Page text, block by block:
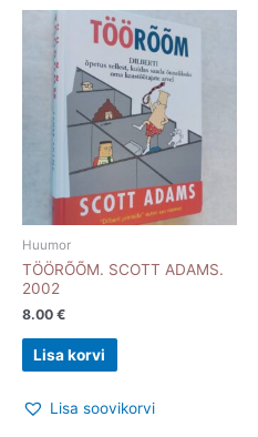
Huumor
TÖÖRÕÕM. SCOTT ADAMS.
2002
8.00 €
Lisa korvi
Lisa soovikorvi